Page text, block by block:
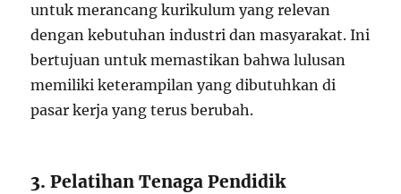
untuk merancang kurikulum yang relevan
dengan kebutuhan industri dan masyarakat. Ini
bertujuan untuk memastikan bahwa lulusan
memiliki keterampilan yang dibutuhkan di
pasar kerja yang terus berubah.
3. Pelatihan Tenaga Pendidik